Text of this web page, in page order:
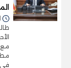
مع
في